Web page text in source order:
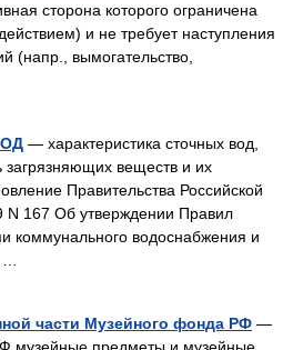
сторона которого ограничена
и не требует наступления
(напр., вымогательство,
— характеристика сточных вод,
веществ и их
Правительства Российской
N 167 Об утверждении Правил
коммунального водоснабжения и
части Музейного фонда РФ —